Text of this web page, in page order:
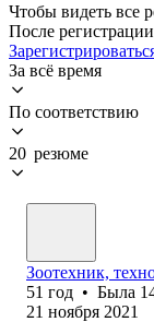
Чтобы видеть все
После
За всё время
По соответствию
20 резюме
Зоотехник,
51 год • Была
21 ноября 2021